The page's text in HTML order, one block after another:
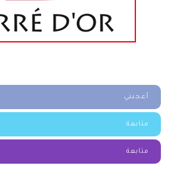
أعجبني
متابعة
متابعة